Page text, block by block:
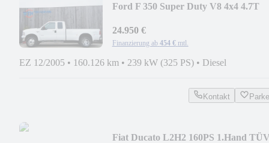
Ford F 350 Super Duty V8 4x4 4.7T
24.950 €
Finanzierung ab 454 € mtl.
EZ 12/2005 • 160.126 km • 239 kW (325 PS) • Diesel
Kontakt
Fiat Ducato L2H2 160PS 1.Hand